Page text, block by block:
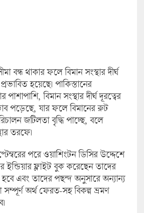
বন্ধ থাকার ফলে বিমান সংস্থার দীর্ঘ
হয়েছে। পাকিস্তানের
বিমান সংস্থার দীর্ঘ দূরত্বের
পড়েছে, যার ফলে বিমানের রুট
জটিলতা বৃদ্ধি পাচ্ছে, বলে
তরফে।
পরে ওয়াশিংটন ডিসির উদ্দেশে
ইন্ডিয়ার ফ্লাইট বুক করেছেন তাদের
এবং তাদের পছন্দ অনুসারে অন্যান্য
সম্পূর্ণ অর্থ ফেরত-সহ বিকল্প ভ্রমণ